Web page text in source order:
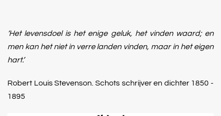
‘Het levensdoel is het enige geluk, het vinden waard; en
men kan het niet in verre landen vinden, maar in het eigen
hart.’
Robert Louis Stevenson. Schots schrijver en dichter 1850 -
1895